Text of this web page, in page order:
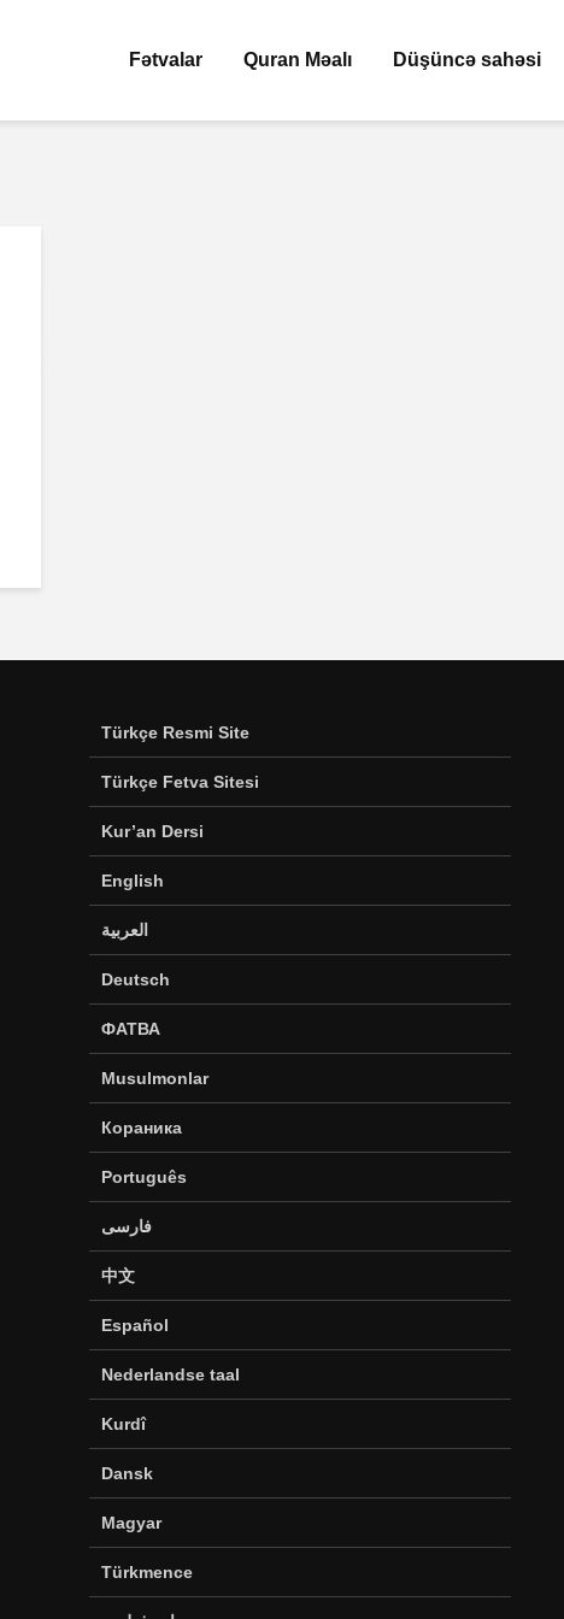
Fətvalar Quran Məalı Düşüncə sahəsi
Türkçe Resmi Site
Türkçe Fetva Sitesi
Kur’an Dersi
English
العربية
Deutsch
ФАТВА
Musulmonlar
Кораника
Português
فارسی
中文
Español
Nederlandse taal
Kurdî
Dansk
Magyar
Türkmence